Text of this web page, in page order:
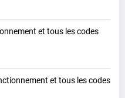
et tous les codes
et tous les codes